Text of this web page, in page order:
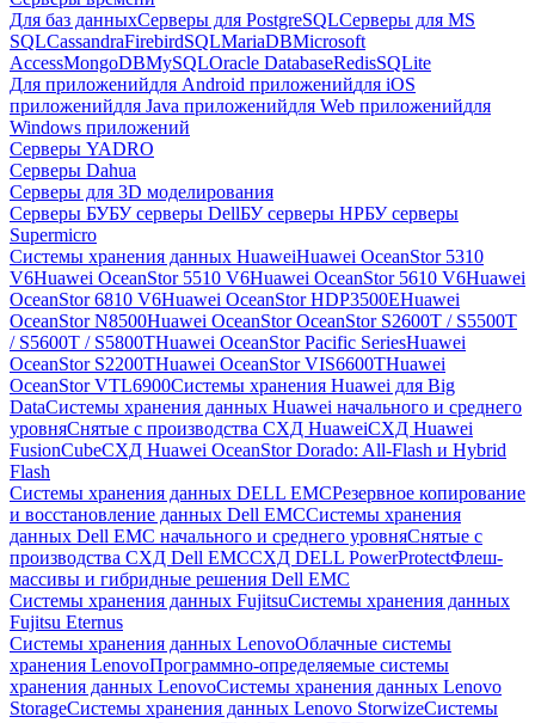
Для баз данныхСерверы для PostgreSQLСерверы для MS
SQLCassandraFirebirdSQLMariaDBMicrosoft
AccessMongoDBMySQLOracle DatabaseRedisSQLite
Для приложенийдля Android приложенийдля iOS
приложенийдля Java приложенийдля Web приложенийдля
Windows приложений
Серверы YADRO
Серверы Dahua
Серверы для 3D моделирования
Серверы БУБУ серверы DellБУ серверы HPБУ серверы
Supermicro
Системы хранения данных HuaweiHuawei OceanStor 5310
V6Huawei OceanStor 5510 V6Huawei OceanStor 5610 V6Huawei
OceanStor 6810 V6Huawei OceanStor HDP3500EHuawei
OceanStor N8500Huawei OceanStor OceanStor S2600T / S5500T
/ S5600T / S5800THuawei OceanStor Pacific SeriesHuawei
OceanStor S2200THuawei OceanStor VIS6600THuawei
OceanStor VTL6900Системы хранения Huawei для Big
DataСистемы хранения данных Huawei начального и среднего
уровняСнятые с производства СХД HuaweiСХД Huawei
FusionCubeСХД Huawei OceanStor Dorado: All-Flash и Hybrid
Flash
Системы хранения данных DELL EMCРезервное копирование
и восстановление данных Dell EMCСистемы хранения
данных Dell EMC начального и среднего уровняСнятые с
производства СХД Dell EMCСХД DELL PowerProtectФлеш-
массивы и гибридные решения Dell EMC
Системы хранения данных FujitsuСистемы хранения данных
Fujitsu Eternus
Системы хранения данных LenovoОблачные системы
хранения LenovoПрограммно-определяемые системы
хранения данных LenovoСистемы хранения данных Lenovo
StorageСистемы хранения данных Lenovo StorwizeСистемы